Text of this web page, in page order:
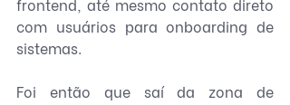
com usuários para onboarding de
sistemas.
Foi então que saí da zona de